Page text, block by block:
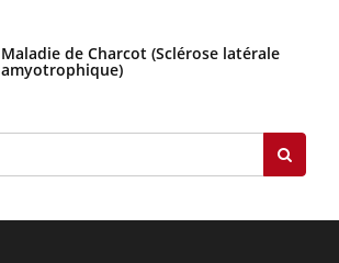
Maladie de Charcot (Sclérose latérale
amyotrophique)